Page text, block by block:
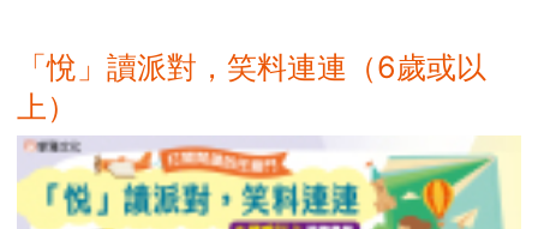
「悅」讀派對，笑料連連（6歲或以
上）